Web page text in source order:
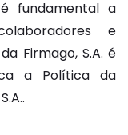
fundamental a
e
Firmago, S.A. é
a Política da